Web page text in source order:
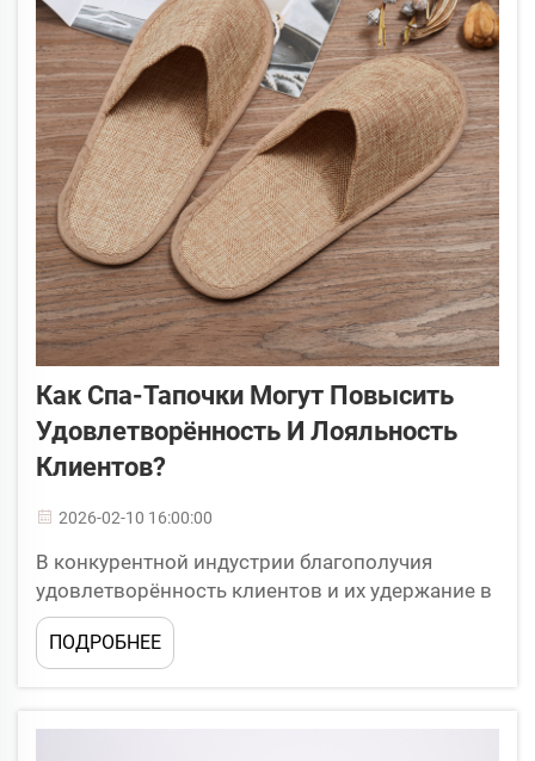
Как Спа-Тапочки Могут Повысить
Удовлетворённость И Лояльность
Клиентов?
2026-02-10 16:00:00
В конкурентной индустрии благополучия
удовлетворённость клиентов и их удержание в
значительной степени зависят от внимания к
деталям и продуманных удобств. Один из часто
упускаемых из виду элементов, который
это качество и комфорт спа-тапочек...
ПОДРОБНЕЕ